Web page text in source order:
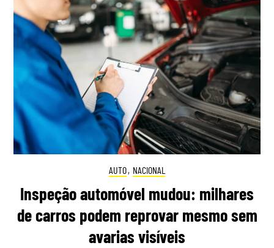
AUTO, NACIONAL
Inspeção automóvel mudou: milhares
de carros podem reprovar mesmo sem
avarias visíveis